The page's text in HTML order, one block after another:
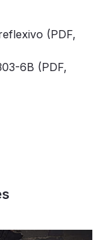
(PDF,
6B (PDF,